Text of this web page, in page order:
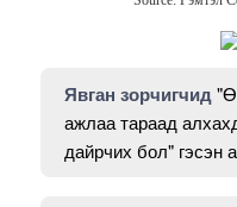
Явган зорчигчид
ажлаа тараад
дайрчих бол" гэсэн